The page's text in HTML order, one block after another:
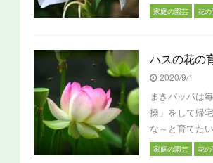
家庭の園芸 花
ハスの花の
2020/9/1
まきバッパは
操」をして帰
な～と育てた
家庭の園芸 花